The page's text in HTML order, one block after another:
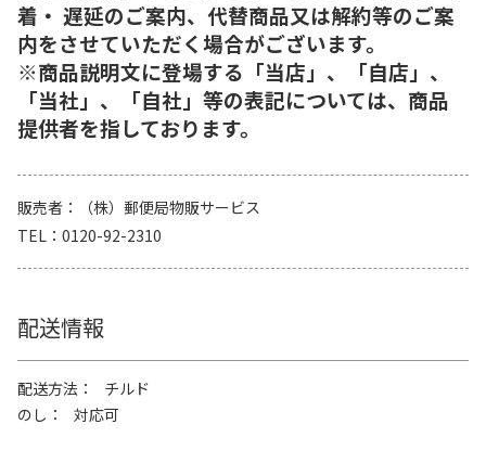
着・ 遅延のご案内、代替商品又は解約等のご案
内をさせていただく場合がございます。
※商品説明文に登場する「当店」、「自店」、
「当社」、「自社」等の表記については、商品
提供者を指しております。
販売者
（株）郵便局物販サービス
TEL
0120-92-2310
配送情報
配送方法
チルド
のし
対応可